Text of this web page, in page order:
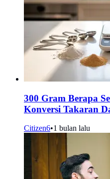
300 Gram Berapa
Konversi Takaran
Citizen6•1 bulan lalu